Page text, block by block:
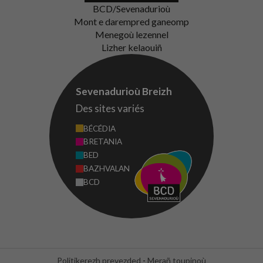
BCD/Sevenadurioù
Mont e darempred ganeomp
Menegoù lezennel
Lizher kelaouiñ
Sevenadurioù Breizh
Des sites variés
BÉCÉDIA
BRETANIA
BED
BAZHVALAN
BCD
Politikerezh prevezded - Merañ toupinoù